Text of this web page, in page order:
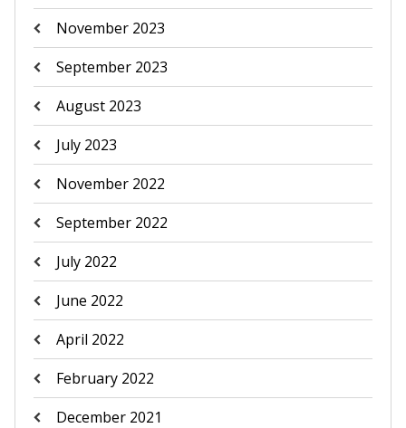
November 2023
September 2023
August 2023
July 2023
November 2022
September 2022
July 2022
June 2022
April 2022
February 2022
December 2021